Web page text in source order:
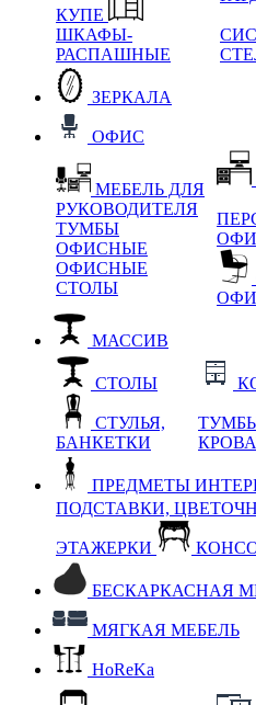
КУПЕ
ШКАФЫ-
РАСПАШНЫЕ
ЗЕРКАЛА
ОФИС
МЕБЕЛЬ ДЛЯ
РУКОВОДИТЕЛЯ
ТУМБЫ
ОФИСНЫЕ
ОФИСНЫЕ
СТОЛЫ
МАССИВ
СТОЛЫ
СТУЛЬЯ,
БАНКЕТКИ
ПРЕДМЕТЫ
ПОДСТАВКИ,
ЭТАЖЕРКИ
БЕСКАРКАСНАЯ
МЯГКАЯ МЕБЕЛЬ
HoReKa